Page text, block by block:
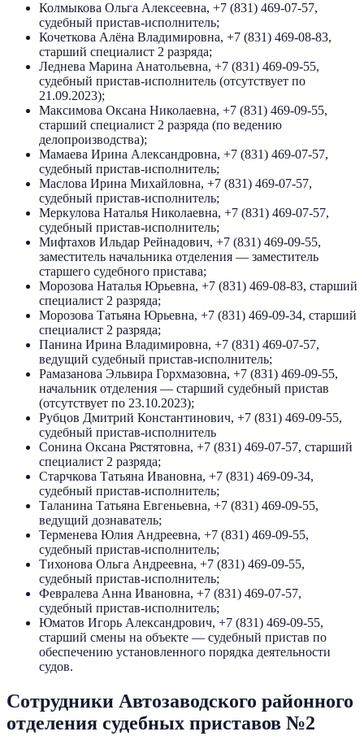
Колмыкова Ольга Алексеевна, +7 (831) 469-07-57,
судебный пристав-исполнитель;
Кочеткова Алёна Владимировна, +7 (831) 469-08-83,
старший специалист 2 разряда;
Леднева Марина Анатольевна, +7 (831) 469-09-55,
судебный пристав-исполнитель (отсутствует по
21.09.2023);
Максимова Оксана Николаевна, +7 (831) 469-09-55,
старший специалист 2 разряда (по ведению
делопроизводства);
Мамаева Ирина Александровна, +7 (831) 469-07-57,
судебный пристав-исполнитель;
Маслова Ирина Михайловна, +7 (831) 469-07-57,
судебный пристав-исполнитель;
Меркулова Наталья Николаевна, +7 (831) 469-07-57,
судебный пристав-исполнитель;
Мифтахов Ильдар Рейнадович, +7 (831) 469-09-55,
заместитель начальника отделения — заместитель
старшего судебного пристава;
Морозова Наталья Юрьевна, +7 (831) 469-08-83, старший
специалист 2 разряда;
Морозова Татьяна Юрьевна, +7 (831) 469-09-34, старший
специалист 2 разряда;
Панина Ирина Владимировна, +7 (831) 469-07-57,
ведущий судебный пристав-исполнитель;
Рамазанова Эльвира Горхмазовна, +7 (831) 469-09-55,
начальник отделения — старший судебный пристав
(отсутствует по 23.10.2023);
Рубцов Дмитрий Константинович, +7 (831) 469-09-55,
судебный пристав-исполнитель
Сонина Оксана Рястятовна, +7 (831) 469-07-57, старший
специалист 2 разряда;
Старчкова Татьяна Ивановна, +7 (831) 469-09-34,
судебный пристав-исполнитель;
Таланина Татьяна Евгеньевна, +7 (831) 469-09-55,
ведущий дознаватель;
Терменева Юлия Андреевна, +7 (831) 469-09-55,
судебный пристав-исполнитель;
Тихонова Ольга Андреевна, +7 (831) 469-09-55,
судебный пристав-исполнитель;
Февралева Анна Ивановна, +7 (831) 469-07-57,
судебный пристав-исполнитель;
Юматов Игорь Александрович, +7 (831) 469-09-55,
старший смены на объекте — судебный пристав по
обеспечению установленного порядка деятельности
судов.
Сотрудники Автозаводского районного
отделения судебных приставов №2